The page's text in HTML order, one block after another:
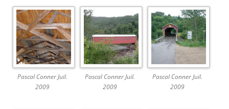
Pascal Conner Juil.
2009
Pascal Conner Juil.
2009
Pascal Conner Juil.
2009